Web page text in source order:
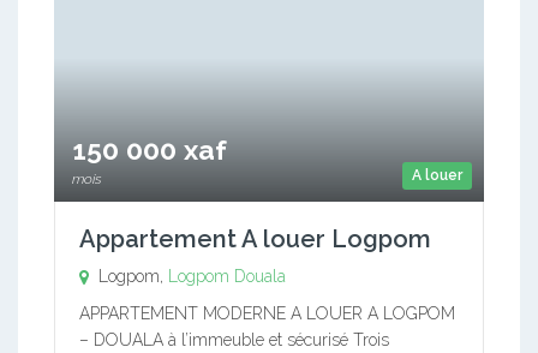
A louer
150 000 xaf
mois
Appartement A louer Logpom
Logpom, Logpom Douala
APPARTEMENT MODERNE A LOUER A LOGPOM
– DOUALA à l’immeuble et sécurisé Trois